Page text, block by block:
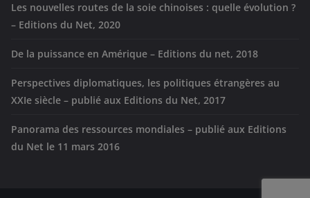
Les nouvelles routes de la soie chinoises : quelle évolution ?
– Editions du Net, 2020
De la puissance en Amérique – Editions du net, 2018
Perspectives diplomatiques, les politiques étrangères au
XXIe siècle – publié aux Editions du Net, 2017
Panorama des ressources mondiales – publié aux Editions
du Net le 11 mars 2016